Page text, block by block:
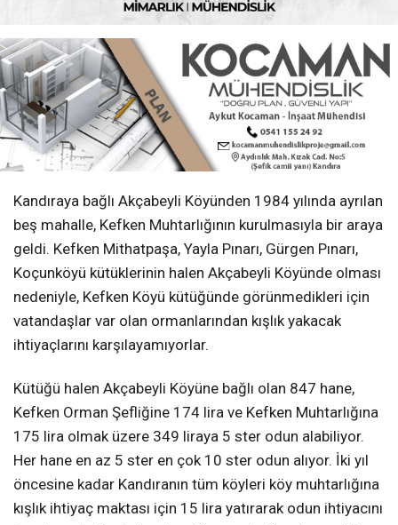
Kandıraya bağlı Akçabeyli Köyünden 1984 yılında ayrılan
beş mahalle, Kefken Muhtarlığının kurulmasıyla bir araya
geldi. Kefken Mithatpaşa, Yayla Pınarı, Gürgen Pınarı,
Koçunköyü kütüklerinin halen Akçabeyli Köyünde olması
nedeniyle, Kefken Köyü kütüğünde görünmedikleri için
vatandaşlar var olan ormanlarından kışlık yakacak
ihtiyaçlarını karşılayamıyorlar.
Kütüğü halen Akçabeyli Köyüne bağlı olan 847 hane,
Kefken Orman Şefliğine 174 lira ve Kefken Muhtarlığına
175 lira olmak üzere 349 liraya 5 ster odun alabiliyor.
Her hane en az 5 ster en çok 10 ster odun alıyor. İki yıl
öncesine kadar Kandıranın tüm köyleri köy muhtarlığına
kışlık ihtiyaç maktası için 15 lira yatırarak odun ihtiyacını